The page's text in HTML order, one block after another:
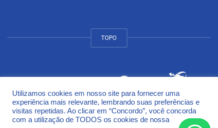
TOPO
© 2018 Universidade de Cruz Alta - UNICRUZ Campus
Rodovia Municipal Jacob Della Méa, km 5.6 - Parada Benito
Cruz Alta - Rio Grande do Sul - CEP 98005-972
Utilizamos cookies em nosso site para fornecer uma
experiência mais relevante, lembrando suas preferências e
visitas repetidas. Ao clicar em “Concordo”, você concorda
com a utilização de TODOS os cookies de nossa
Política de